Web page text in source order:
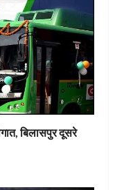
बिलासपुर दूसरे